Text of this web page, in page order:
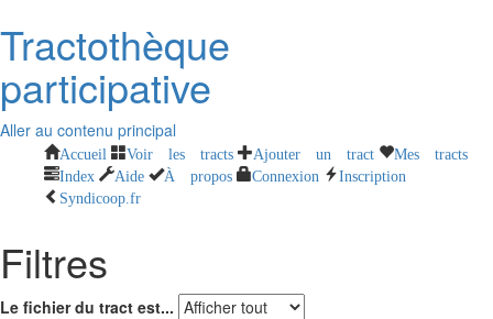
Tractothèque
participative
Aller au contenu principal
Accueil Voir les tracts Ajouter un tract
Mes tracts
Index
Aide À propos Connexion
Inscription
Syndicoop.fr
Filtres
Le fichier du tract est...